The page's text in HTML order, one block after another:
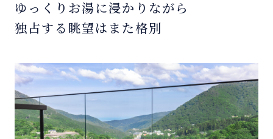
ゆっくりお湯に浸かりながら
独占する眺望はまた格別